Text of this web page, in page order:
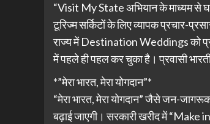
“Visit My State अभियान के माध्यम से
टूरिज्म सर्किटों के लिए व्यापक प्रचार-
राज्य में Destination Weddings को
में पहले ही पहल कर चुका है। प्रवासी
*”मेरा भारत, मेरा योगदान”*
“मेरा भारत, मेरा योगदान” जैसे जन-
बढ़ाई जाएगी। सरकारी खरीद में “Make